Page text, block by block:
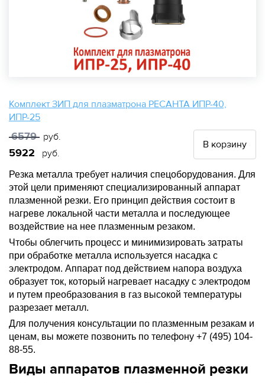
Комплект ЗИП для плазматрона РЕСАНТА ИПР-40,
ИПР-25
6579 руб.
5922 руб.
В корзину
Резка металла требует наличия спецоборудования. Для
этой цели применяют специализированный аппарат
плазменной резки. Его принцип действия состоит в
нагреве локальной части металла и последующее
воздействие на нее плазменным резаком.
Чтобы облегчить процесс и минимизировать затраты
при обработке металла используется насадка с
электродом. Аппарат под действием напора воздуха
образует ток, который нагревает насадку с электродом
и путем преобразования в газ высокой температуры
разрезает металл.
Для получения консультации по плазменным резакам и
ценам, вы можете позвонить по телефону +7 (495) 104-
88-55.
Виды аппаратов плазменной резки